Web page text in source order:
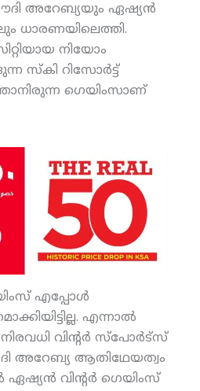
അറേബ്യയും ഏഷ്യന്‍
ധാരണയിലെത്തി.
നിയോം
സ്‌കി റിസോര്‍ട്ട്
ഗെയിംസാണ്
എപ്പോള്‍
എന്നാല്‍
വിന്റര്‍ സ്‌പോര്‍ട്‌സ്
അറേബ്യ ആതിഥേയത്വം
ഏഷ്യന്‍ വിന്റര്‍ ഗെയിംസ്